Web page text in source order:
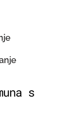
s